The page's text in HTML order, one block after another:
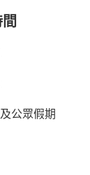
公眾假期